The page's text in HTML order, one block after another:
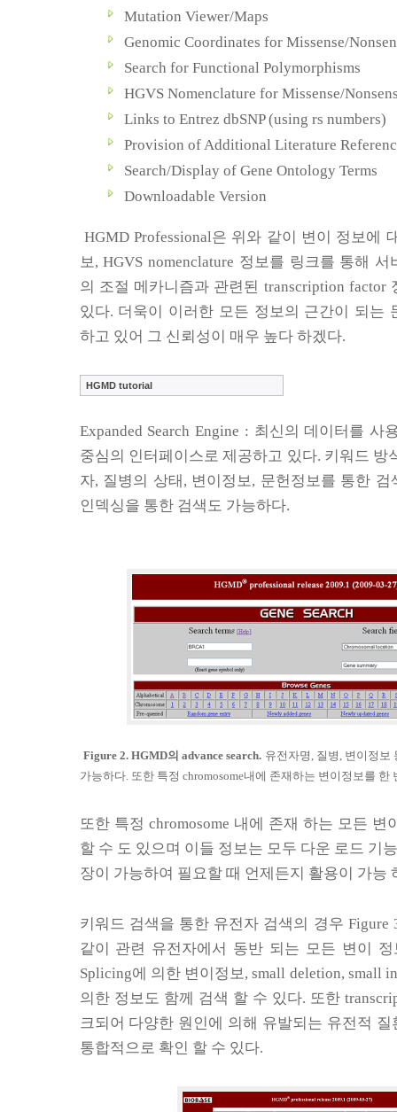
Mutation Viewer/Maps
Genomic Coordinates for Missense/
Search for Functional Polymorphisms
HGVS Nomenclature for Missense/
Links to Entrez dbSNP (using rs numbers)
Provision of Additional Literature
Search/Display of Gene Ontology Terms
Downloadable Version
HGMD Professional은 위와 같이 변이 정보에
보 , HGVS nomenclature 정보를 링크를 통해 서
의 조절 메카니즘과 관련된 transcription factor
있다. 더욱이 이러한 모든 정보의 근간이 되는
하고 있어 그 신뢰성이 매우 높다 하겠다.
HGMD tutorial
Expanded Search Engine : 최신의 데이터를 사
중심의 인터페이스로 제공하고 있다. 키워드 방
자, 질병의 상태 , 변이정보 , 문헌정보를 통한 검
인덱싱을 통한 검색도 가능하다.
Figure 2. HGMD의 advance search. 유전자명 , 질병 , 변이정보
가능하다. 또한 특정 chromosome내에 존재하는 변이정보를 한
또한 특정 chromosome 내에 존재 하는 모든 변
할 수 도 있으며 이들 정보는 모두 다운 로드 기
장이 가능하여 필요할 때 언제든지 활용이 가능
키워드 검색을 통한 유전자 검색의 경우 Figure
같이 관련 유전자에서 동반 되는 모든 변이
Splicing에 의한 변이정보, small deletion, small
의한 정보도 함께 검색 할 수 있다. 또한
크되어 다양한 원인에 의해 유발되는 유전적
통합적으로 확인 할 수 있다.